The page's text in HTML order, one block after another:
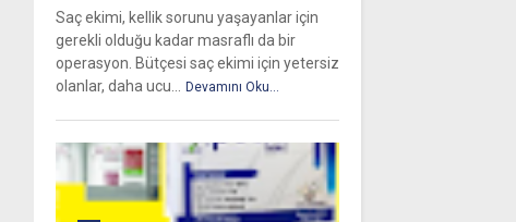
Saç ekimi, kellik sorunu yaşayanlar için
gerekli olduğu kadar masraflı da bir
operasyon. Bütçesi saç ekimi için yetersiz
olanlar, daha ucu...
Devamını Oku...